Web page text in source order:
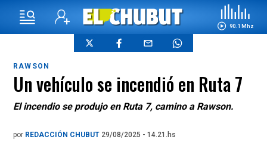
90.1 Mhz
RAWSON
Un vehículo se incendió en Ruta 7
El incendio se produjo en Ruta 7, camino a Rawson.
por REDACCIÓN CHUBUT 29/08/2025 - 14.21.hs